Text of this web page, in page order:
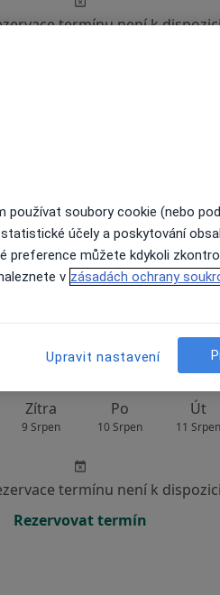
termínu není k
termínu není k
Rezervovat termín
Zítra
9 Srpen
Po
10 Srpen
Út
11 Srpen
termínu není k dispozici
Rezervovat termín
používat soubory cookie (nebo
účely a poskytování
preference můžete kdykoli
v zásadách ochrany
Upravit nastavení